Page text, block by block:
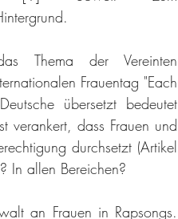
Thema der Vereinten
Frauentag "Each
übersetzt bedeutet
verankert, dass Frauen und
durchsetzt (Artikel
In allen Bereichen?
an Frauen in Rapsongs.